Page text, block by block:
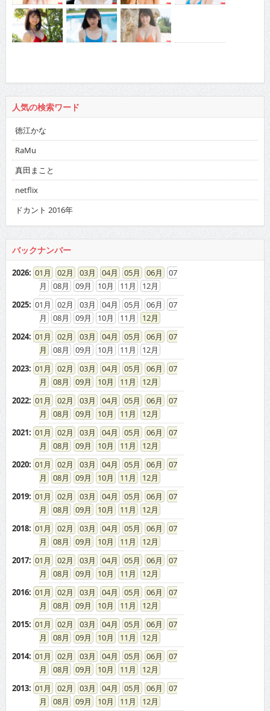
人気の検索ワード
徳江かな
RaMu
真田まこと
netflix
ドカント 2016年
バックナンバー
2026: 01 02 03 04 05 06
07
08
09 10 11
12
2025: 01 02 03 04 05 06
07
08
09 10 11
12
2024: 01 02 03 04 05 06
07
08
09 10 11
12
2023: 01 02 03 04 05 06
07
08
09 10 11
12
2022: 01 02 03 04 05 06
07
08
09 10 11
12
2021: 01 02 03 04 05 06
07
08
09 10 11
12
2020: 01 02 03 04 05 06
07
08
09 10 11
12
2019: 01 02 03 04 05 06
07
08
09 10 11
12
2018: 01 02 03 04 05 06
07
08
09 10 11
12
2017: 01 02 03 04 05 06
07
08
09 10 11
12
2016: 01 02 03 04 05 06
07
08
09 10 11
12
2015: 01 02 03 04 05 06
07
08
09 10 11
12
2014: 01 02 03 04 05 06
07
08
09 10 11
12
2013: 01 02 03 04 05 06
07
08
09 10 11
12